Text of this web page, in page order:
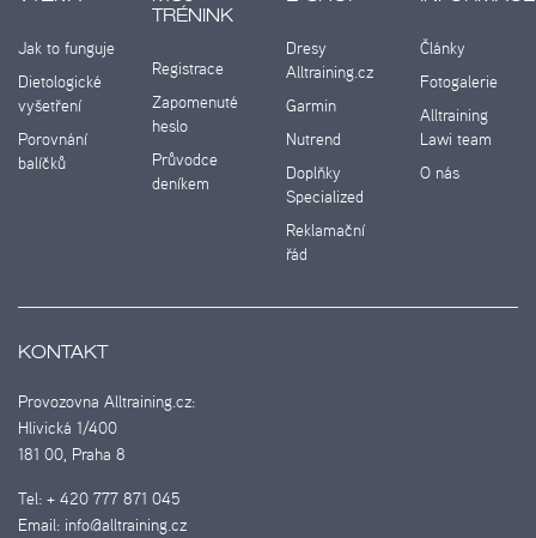
Jak to funguje
Dietologické
vyšetření
Porovnání
balíčků
TRÉNINK
Registrace
Zapomenuté
heslo
Průvodce
deníkem
Dresy
Alltraining.cz
Garmin
Nutrend
Doplňky
Specialized
Reklamační
řád
Články
Fotogalerie
Alltraining
Lawi team
O nás
KONTAKT
Provozovna Alltraining.cz:
Hlivická 1/400
181 00, Praha 8
Tel: + 420 777 871 045
Email: info@alltraining.cz